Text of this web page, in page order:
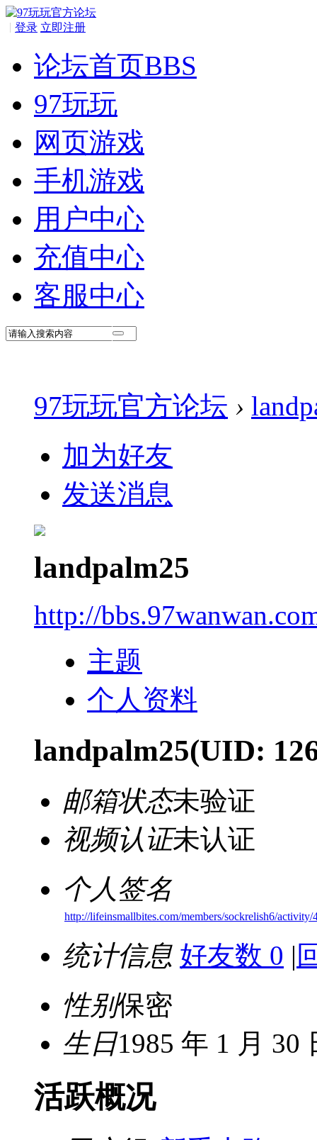
登录
| 立即注册
论坛首页BBS
97玩玩
网页游戏
手机游戏
用户中心
充值中心
客服中心
97玩玩官方论坛 ›
加为好友
发送消息
landpalm25
http://
主题
个人资料
landpalm25(UID:
邮箱状态未验证
视频认证未认证
个人签名
http://lifeinsmallbites.com/members/sockrelish6/activity/
统计信息 好友数 0 |
性别保密
生日1985 年 1 月 30
活跃概况